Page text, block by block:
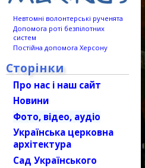
Невтомні волонтерські рученята
Допомога роті безпілотних
систем
Постійна допомога Херсону
Сторінки
Про нас і наш сайт
Новини
Фото, відео, аудіо
Українська церковна
архітектура
Сад Українського